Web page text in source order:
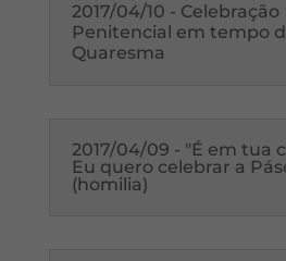
2017/04/10 - Celebração
Penitencial em tempo
Quaresma
2017/04/09 - "É em tua
Eu quero celebrar a
(homilia)